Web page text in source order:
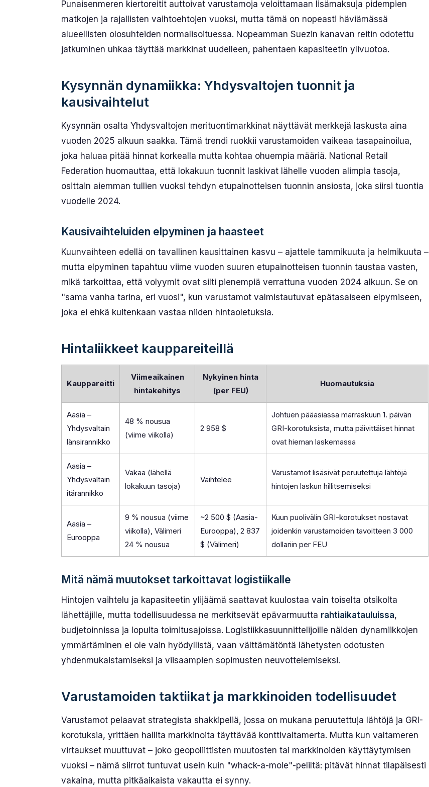
Punaisenmeren kiertoreitit auttoivat varustamoja veloittamaan lisämaksuja pidempien
matkojen ja rajallisten vaihtoehtojen vuoksi, mutta tämä on nopeasti häviämässä
alueellisten olosuhteiden normalisoituessa. Nopeamman Suezin kanavan reitin odotettu
jatkuminen uhkaa täyttää markkinat uudelleen, pahentaen kapasiteetin ylivuotoa.
Kysynnän dynamiikka: Yhdysvaltojen tuonnit ja
kausivaihtelut
Kysynnän osalta Yhdysvaltojen merituontimarkkinat näyttävät merkkejä laskusta aina
vuoden 2025 alkuun saakka. Tämä trendi ruokkii varustamoiden vaikeaa tasapainoilua,
joka haluaa pitää hinnat korkealla mutta kohtaa ohuempia määriä. National Retail
Federation huomauttaa, että lokakuun tuonnit laskivat lähelle vuoden alimpia tasoja,
osittain aiemman tullien vuoksi tehdyn etupainotteisen tuonnin ansiosta, joka siirsi tuontia
vuodelle 2024.
Kausivaihteluiden elpyminen ja haasteet
Kuunvaihteen edellä on tavallinen kausittainen kasvu – ajattele tammikuuta ja helmikuuta –
mutta elpyminen tapahtuu viime vuoden suuren etupainotteisen tuonnin taustaa vasten,
mikä tarkoittaa, että volyymit ovat silti pienempiä verrattuna vuoden 2024 alkuun. Se on
"sama vanha tarina, eri vuosi", kun varustamot valmistautuvat epätasaiseen elpymiseen,
joka ei ehkä kuitenkaan vastaa niiden hintaoletuksia.
Hintaliikkeet kauppareiteillä
Kauppareitti
Viimeaikainen
hintakehitys
Nykyinen hinta
(per FEU)
Huomautuksia
Aasia –
Yhdysvaltain
länsirannikko
48 % nousua
(viime viikolla)
2 958 $
Johtuen pääasiassa marraskuun 1. päivän
GRI-korotuksista, mutta päivittäiset hinnat
ovat hieman laskemassa
Aasia –
Yhdysvaltain
itärannikko
Vakaa (lähellä
lokakuun tasoja)
Vaihtelee
Varustamot lisäsivät peruutettuja lähtöjä
hintojen laskun hillitsemiseksi
Aasia –
Eurooppa
9 % nousua (viime
viikolla), Välimeri
24 % nousua
~2 500 $ (Aasia-
Eurooppa), 2 837
$ (Välimeri)
Kuun puolivälin GRI-korotukset nostavat
joidenkin varustamoiden tavoitteen 3 000
dollariin per FEU
Mitä nämä muutokset tarkoittavat logistiikalle
Hintojen vaihtelu ja kapasiteetin ylijäämä saattavat kuulostaa vain toiselta otsikolta
lähettäjille, mutta todellisuudessa ne merkitsevät epävarmuutta rahtiaikatauluissa,
budjetoinnissa ja lopulta toimitusajoissa. Logistiikkasuunnittelijoille näiden dynamiikkojen
ymmärtäminen ei ole vain hyödyllistä, vaan välttämätöntä lähetysten odotusten
yhdenmukaistamiseksi ja viisaampien sopimusten neuvottelemiseksi.
Varustamoiden taktiikat ja markkinoiden todellisuudet
Varustamot pelaavat strategista shakkipeliä, jossa on mukana peruutettuja lähtöjä ja GRI-
korotuksia, yrittäen hallita markkinoita täyttävää konttivaltamerta. Mutta kun valtameren
virtaukset muuttuvat – joko geopoliittisten muutosten tai markkinoiden käyttäytymisen
vuoksi – nämä siirrot tuntuvat usein kuin "whack-a-mole"-peliltä: pitävät hinnat tilapäisesti
vakaina, mutta pitkäaikaista vakautta ei synny.